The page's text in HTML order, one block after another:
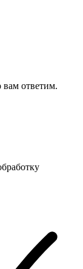
вам ответим.